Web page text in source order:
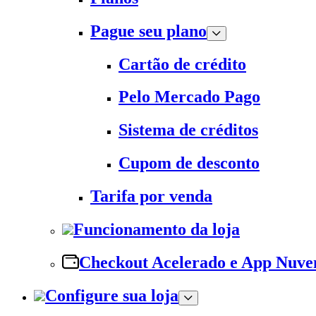
Pague seu plano
Cartão de crédito
Pelo Mercado Pago
Sistema de créditos
Cupom de desconto
Tarifa por venda
Funcionamento da loja
Checkout Acelerado e App
Configure sua loja